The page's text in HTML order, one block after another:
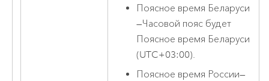
Поясное время Беларуси
—Часовой пояс будет
Поясное время Беларуси
(UTC+03:00).
Поясное время России—